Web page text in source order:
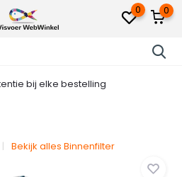
0 0
bij elke bestelling
Bekijk alles Binnenfilter